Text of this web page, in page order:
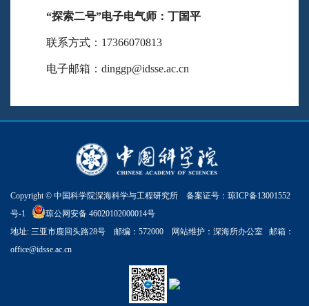
“探索二号”电子电气师：丁国平
联系方式：17366070813
电子邮箱：dinggp@idsse.ac.cn
Copyright © 中国科学院深海科学与工程研究所 备案证号： 琼ICP备13001552
号-1
琼公网安备 46020102000014号
地址: 三亚市鹿回头路28号 邮编：572000 网站维护：深海所办公室 邮箱：
office@idsse.ac.cn